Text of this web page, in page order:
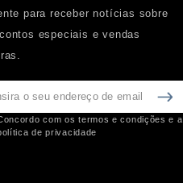
para receber notícias sobre
especiais e vendas
com os termos e condições e a
de privacidade